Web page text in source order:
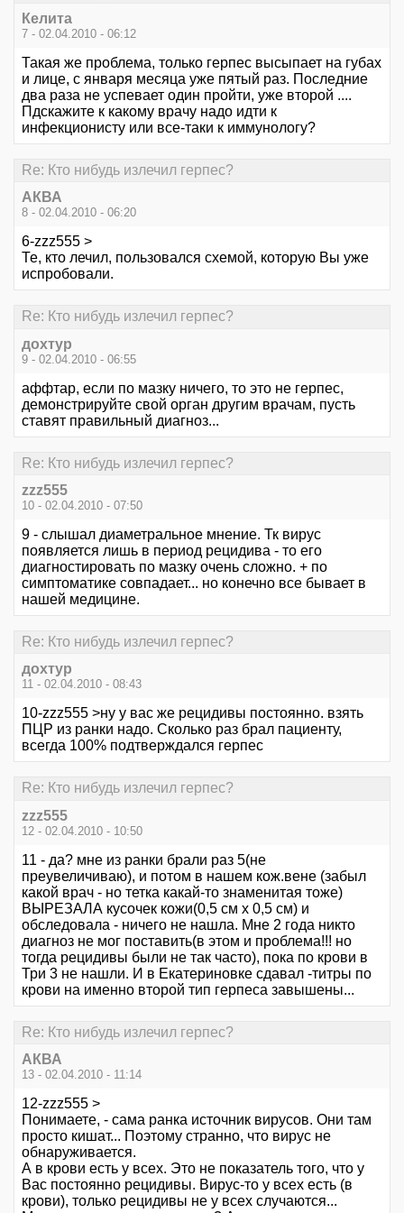
Келита
7 - 02.04.2010 - 06:12
Такая же проблема, только герпес высыпает на губах
и лице, с января месяца уже пятый раз. Последние
два раза не успевает один пройти, уже второй ....
Пдскажите к какому врачу надо идти к
инфекционисту или все-таки к иммунологу?
Re: Кто нибудь излечил герпес?
АКВА
8 - 02.04.2010 - 06:20
6-zzz555 >
Те, кто лечил, пользовался схемой, которую Вы уже
испробовали.
Re: Кто нибудь излечил герпес?
дохтур
9 - 02.04.2010 - 06:55
аффтар, если по мазку ничего, то это не герпес,
демонстрируйте свой орган другим врачам, пусть
ставят правильный диагноз...
Re: Кто нибудь излечил герпес?
zzz555
10 - 02.04.2010 - 07:50
9 - слышал диаметральное мнение. Тк вирус
появляется лишь в период рецидива - то его
диагностировать по мазку очень сложно. + по
симптоматике совпадает... но конечно все бывает в
нашей медицине.
Re: Кто нибудь излечил герпес?
дохтур
11 - 02.04.2010 - 08:43
10-zzz555 >ну у вас же рецидивы постоянно. взять
ПЦР из ранки надо. Сколько раз брал пациенту,
всегда 100% подтверждался герпес
Re: Кто нибудь излечил герпес?
zzz555
12 - 02.04.2010 - 10:50
11 - да? мне из ранки брали раз 5(не
преувеличиваю), и потом в нашем кож.вене (забыл
какой врач - но тетка какай-то знаменитая тоже)
ВЫРЕЗАЛА кусочек кожи(0,5 см x 0,5 см) и
обследовала - ничего не нашла. Мне 2 года никто
диагноз не мог поставить(в этом и проблема!!! но
тогда рецидивы были не так часто), пока по крови в
Три 3 не нашли. И в Екатериновке сдавал -титры по
крови на именно второй тип герпеса завышены...
Re: Кто нибудь излечил герпес?
АКВА
13 - 02.04.2010 - 11:14
12-zzz555 >
Понимаете, - сама ранка источник вирусов. Они там
просто кишат... Поэтому странно, что вирус не
обнаруживается.
А в крови есть у всех. Это не показатель того, что у
Вас постоянно рецидивы. Вирус-то у всех есть (в
крови), только рецидивы не у всех случаются...